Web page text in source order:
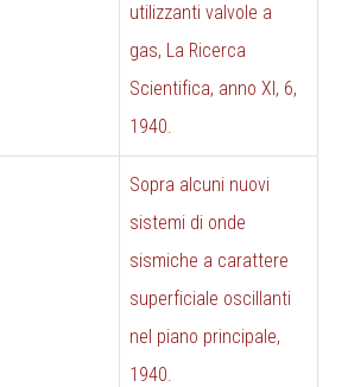
utilizzanti valvole a
gas, La Ricerca
Scientifica, anno XI, 6,
1940.
Sopra alcuni nuovi
sistemi di onde
sismiche a carattere
superficiale oscillanti
nel piano principale,
1940.